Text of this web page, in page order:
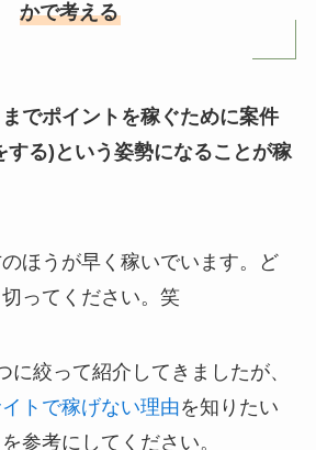
かで考える
でポイントを稼ぐために案件
する)という姿勢になることが稼
ほうが早く稼いでいます。ど
ってください。笑
に絞って紹介してきましたが、
トで稼げない理由を知りたい
参考にしてください。